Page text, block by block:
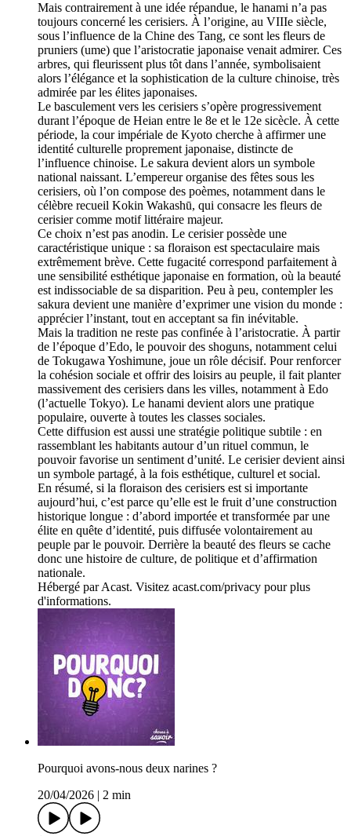
Mais contrairement à une idée répandue, le hanami n’a pas
toujours concerné les cerisiers. À l’origine, au VIIIe siècle,
sous l’influence de la Chine des Tang, ce sont les fleurs de
pruniers (ume) que l’aristocratie japonaise venait admirer. Ces
arbres, qui fleurissent plus tôt dans l’année, symbolisaient
alors l’élégance et la sophistication de la culture chinoise, très
admirée par les élites japonaises.
Le basculement vers les cerisiers s’opère progressivement
durant l’époque de Heian entre le 8e et le 12e sicècle. À cette
période, la cour impériale de Kyoto cherche à affirmer une
identité culturelle proprement japonaise, distincte de
l’influence chinoise. Le sakura devient alors un symbole
national naissant. L’empereur organise des fêtes sous les
cerisiers, où l’on compose des poèmes, notamment dans le
célèbre recueil Kokin Wakashū, qui consacre les fleurs de
cerisier comme motif littéraire majeur.
Ce choix n’est pas anodin. Le cerisier possède une
caractéristique unique : sa floraison est spectaculaire mais
extrêmement brève. Cette fugacité correspond parfaitement à
une sensibilité esthétique japonaise en formation, où la beauté
est indissociable de sa disparition. Peu à peu, contempler les
sakura devient une manière d’exprimer une vision du monde :
apprécier l’instant, tout en acceptant sa fin inévitable.
Mais la tradition ne reste pas confinée à l’aristocratie. À partir
de l’époque d’Edo, le pouvoir des shoguns, notamment celui
de Tokugawa Yoshimune, joue un rôle décisif. Pour renforcer
la cohésion sociale et offrir des loisirs au peuple, il fait planter
massivement des cerisiers dans les villes, notamment à Edo
(l’actuelle Tokyo). Le hanami devient alors une pratique
populaire, ouverte à toutes les classes sociales.
Cette diffusion est aussi une stratégie politique subtile : en
rassemblant les habitants autour d’un rituel commun, le
pouvoir favorise un sentiment d’unité. Le cerisier devient ainsi
un symbole partagé, à la fois esthétique, culturel et social.
En résumé, si la floraison des cerisiers est si importante
aujourd’hui, c’est parce qu’elle est le fruit d’une construction
historique longue : d’abord importée et transformée par une
élite en quête d’identité, puis diffusée volontairement au
peuple par le pouvoir. Derrière la beauté des fleurs se cache
donc une histoire de culture, de politique et d’affirmation
nationale.
Hébergé par Acast. Visitez acast.com/privacy pour plus
d'informations.
Pourquoi avons-nous deux narines ?
20/04/2026
2 min